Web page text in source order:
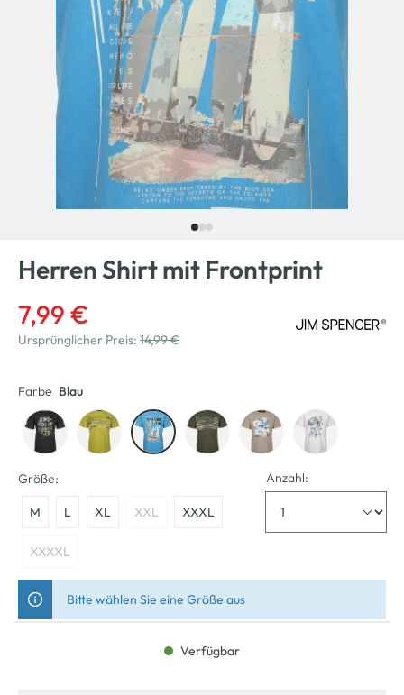
Herren Shirt mit Frontprint
7,99 €
Ursprünglicher Preis: 14,99 €
Farbe Blau
Größe:
M L XL XXL XXXL
XXXXL
Anzahl:
Bitte wählen Sie eine Größe aus
Verfügbar